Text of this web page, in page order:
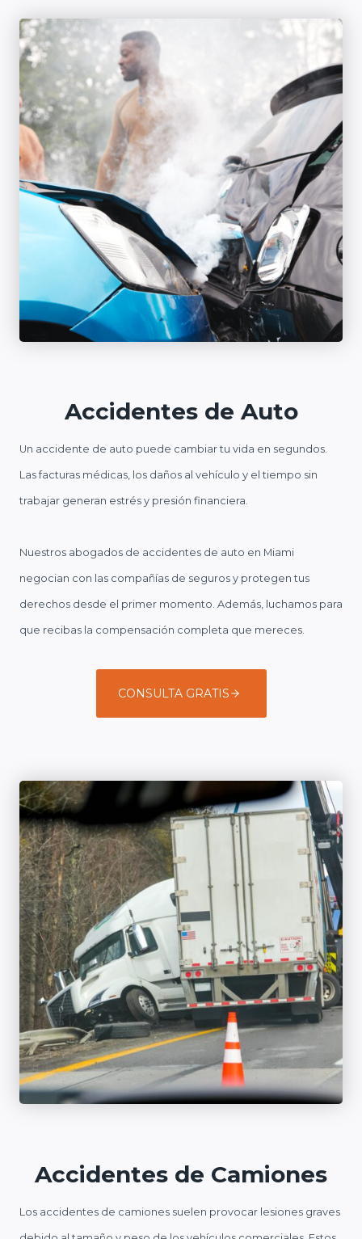
Accidentes de Auto
Un accidente de auto puede cambiar tu vida en segundos.
Las facturas médicas, los daños al vehículo y el tiempo sin
trabajar generan estrés y presión financiera.
Nuestros abogados de accidentes de auto en Miami
negocian con las compañías de seguros y protegen tus
derechos desde el primer momento. Además, luchamos para
que recibas la compensación completa que mereces.
CONSULTA GRATIS
Accidentes de Camiones
Los accidentes de camiones suelen provocar lesiones graves